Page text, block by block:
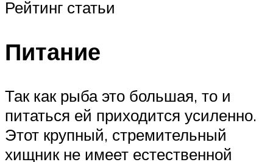
Рейтинг статьи
Питание
Так как рыба это большая, то и
питаться ей приходится усиленно.
Этот крупный, стремительный
хищник не имеет естественной